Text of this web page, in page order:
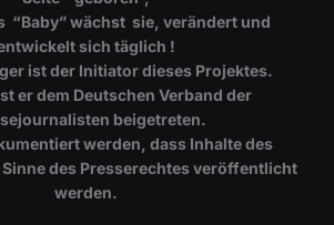
“Baby” wächst sie, verändert und
sich täglich !
ist der Initiator dieses Projektes.
er dem Deutschen Verband der
beigetreten.
werden, dass Inhalte des
des Presserechtes veröffentlicht
werden.